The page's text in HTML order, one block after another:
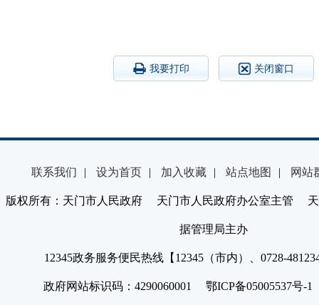
我要打印 关闭窗口
联系我们 | 设为首页 | 加入收藏 | 站点地图 | 网站
版权所有：天门市人民政府 天门市人民政府办公室主管 天
据管理局主办
12345政务服务便民热线【12345（市内）、0728-
政府网站标识码：4290060001 鄂ICP备05005537号